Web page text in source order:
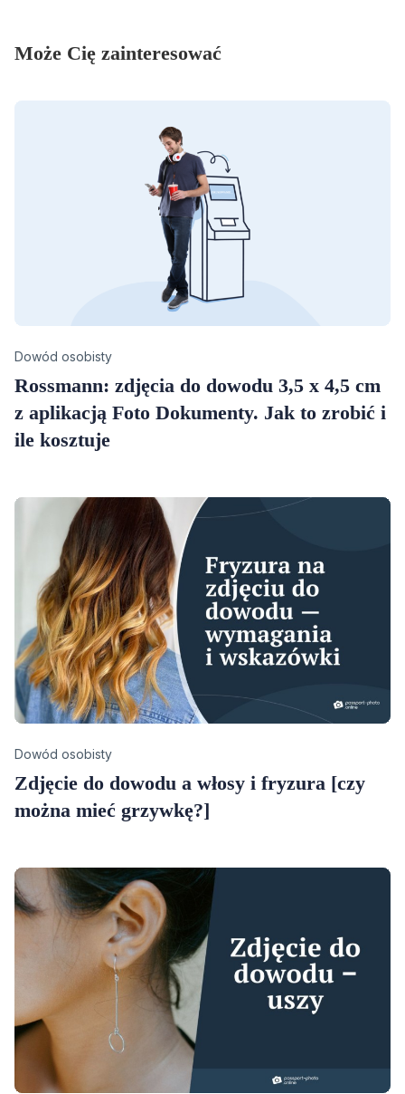
Może Cię zainteresować
Category
Dowód osobisty
Rossmann: zdjęcia do dowodu 3,5 x 4,5 cm
z aplikacją Foto Dokumenty. Jak to zrobić i
ile kosztuje
Category
Dowód osobisty
Zdjęcie do dowodu a włosy i fryzura [czy
można mieć grzywkę?]